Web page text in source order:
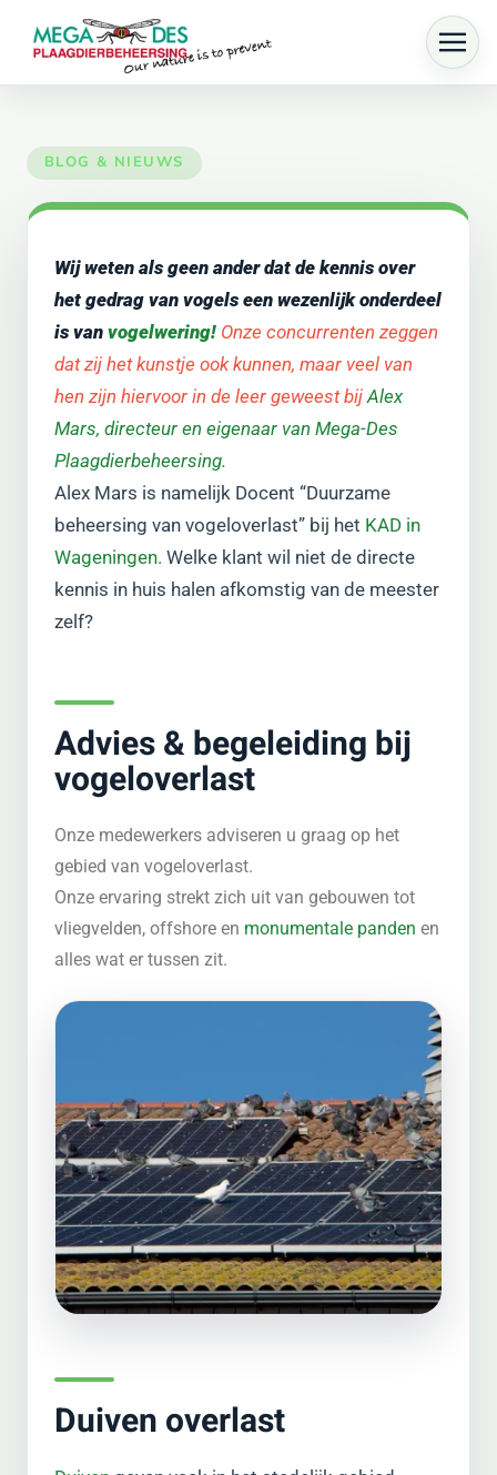
Skip to main content
Wij weten als geen ander dat de kennis over
het gedrag van vogels een wezenlijk onderdeel
is van vogelwering! Onze concurrenten zeggen
dat zij het kunstje ook kunnen, maar veel van
hen zijn hiervoor in de leer geweest bij Alex
Mars, directeur en eigenaar van Mega-Des
Plaagdierbeheersing.
Alex Mars is namelijk Docent “Duurzame
beheersing van vogeloverlast” bij het KAD in
Wageningen. Welke klant wil niet de directe
kennis in huis halen afkomstig van de meester
zelf?
Advies & begeleiding bij
vogeloverlast
Onze medewerkers adviseren u graag op het
gebied van vogeloverlast.
Onze ervaring strekt zich uit van gebouwen tot
vliegvelden, offshore en monumentale panden en
alles wat er tussen zit.
Duiven overlast